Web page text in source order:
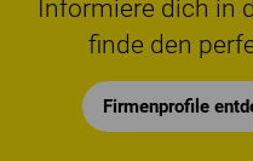
Informiere dich in
finde den
Firmenprofile